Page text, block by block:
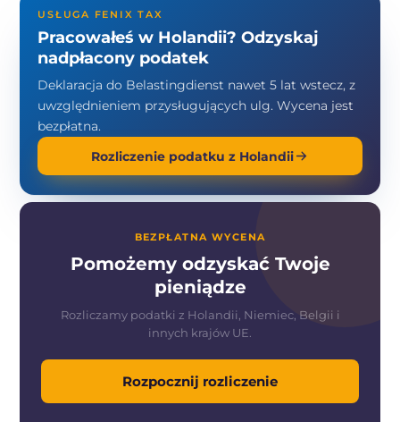
USŁUGA FENIX TAX
Pracowałeś w Holandii? Odzyskaj
nadpłacony podatek
Deklaracja do Belastingdienst nawet 5 lat wstecz, z
uwzględnieniem przysługujących ulg. Wycena jest
bezpłatna.
Rozliczenie podatku z Holandii
BEZPŁATNA WYCENA
Pomożemy odzyskać Twoje
pieniądze
Rozliczamy podatki z Holandii, Niemiec, Belgii i
innych krajów UE.
Rozpocznij rozliczenie